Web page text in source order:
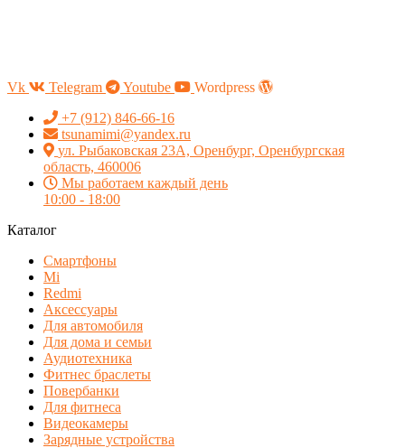
Vk Telegram Youtube
Wordpress
+7 (912) 846-66-16
tsunamimi@yandex.ru
ул. Рыбаковская 23А, Оренбург, Оренбургская
область, 460006
Мы работаем каждый день
10:00 - 18:00
Каталог
Смартфоны
Mi
Redmi
Аксессуары
Для автомобиля
Для дома и семьи
Аудиотехника
Фитнес браслеты
Повербанки
Для фитнеса
Видеокамеры
Зарядные устройства